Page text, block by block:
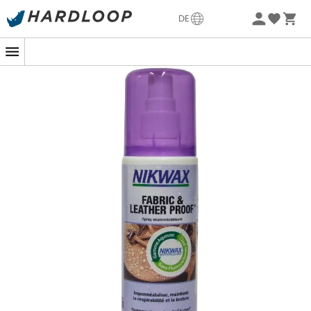
DE
Sommerangebote🔥 -5% EXTRA ab 2 Produkten* Code
Feuchtigkeitbieten? Deinen
Wanderschuhen oder
verhelfen?
Nichts leichter als das mit demFabric & Leather Proof
die Atmungsaktivität und Textur zu beeinträchtigen.
einfachund direkt auf deine Schuhe
auftragen, egal ob sie trocken oder nass sind.
Die Behandlung hinterlässt eine wasserabweisende
Schicht, die die Flexibilität der Fasern deiner Stoff- oder
Dieses biologisch abbaubare Produkt ist
umweltfreundlich. Es enthält keine Fluorocarbone oder
schädliche Lösungsmittel.